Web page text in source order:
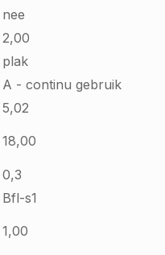
nee
2,00
plak
A - continu gebruik
5,02
18,00
0,3
Bfl-s1
1,00